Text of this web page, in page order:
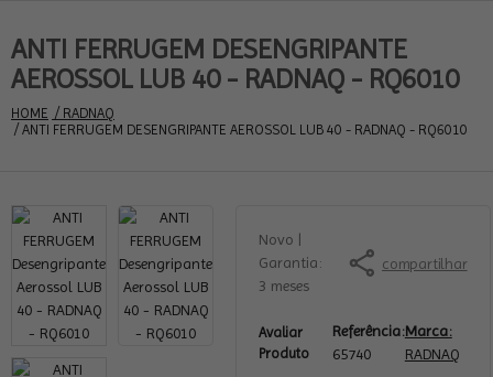
ANTI FERRUGEM DESENGRIPANTE
AEROSSOL LUB 40 - RADNAQ - RQ6010
HOME / RADNAQ
/ ANTI FERRUGEM DESENGRIPANTE AEROSSOL LUB 40 - RADNAQ - RQ6010
Novo
Garantia:
3 meses
compartilhar
Avaliar
Produto
Referência:
65740
Marca:
RADNAQ